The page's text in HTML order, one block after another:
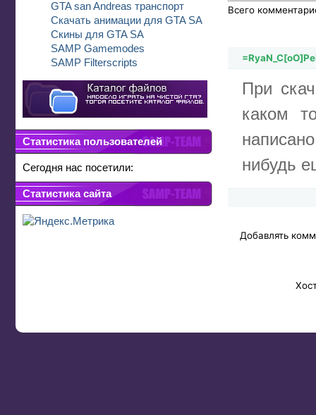
GTA san Andreas транспорт
Скачать анимации для GTA SA
Скины для GTA SA
SAMP Gamemodes
SAMP Filterscripts
Статистика пользователей
Сегодня нас посетили:
Статистика сайта
Всего
При
каком
нибудь
Добавлять